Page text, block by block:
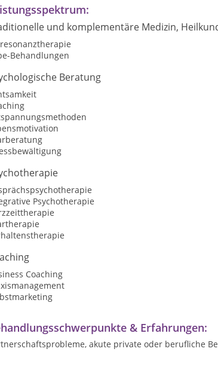
und komplementäre Medizin,
Behandlungen
Beratung
Psychotherapie
Coaching
& Erfahrungen:
akute private oder berufliche